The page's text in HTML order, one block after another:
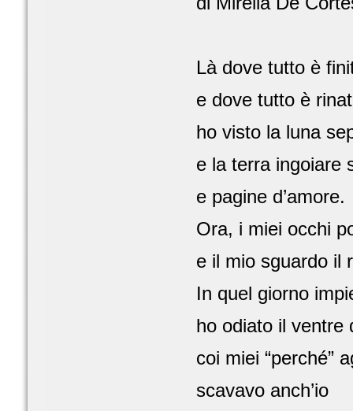
Là dove tutto è
e dove tutto è
ho visto la luna
e la terra ingoiare
e pagine d’amore.
Ora, i miei occhi
e il mio sguardo il
In quel giorno
ho odiato il ventre
coi miei “perché”
scavavo anch’io